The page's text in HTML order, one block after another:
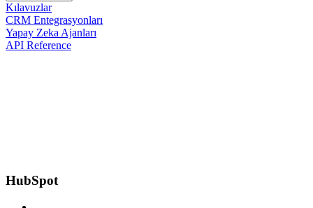
Kılavuzlar
CRM Entegrasyonları
Yapay Zeka Ajanları
API Reference
HubSpot